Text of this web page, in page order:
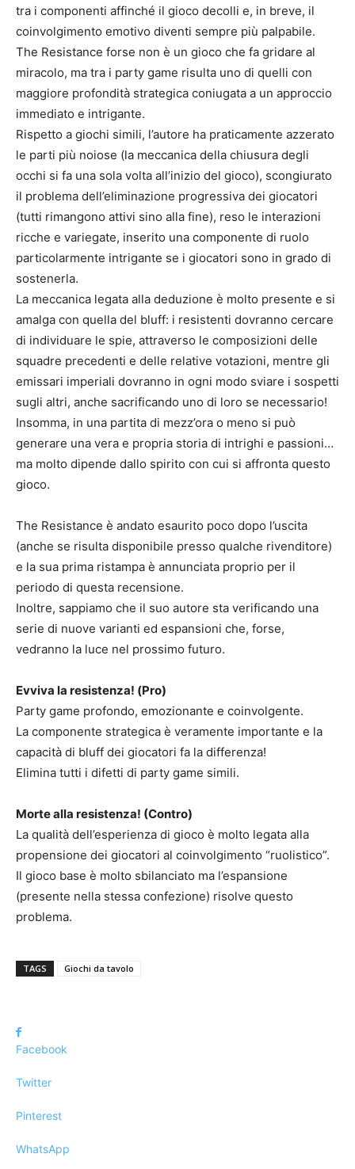
tra i componenti affinché il gioco decolli e, in breve, il
coinvolgimento emotivo diventi sempre più palpabile.
The Resistance forse non è un gioco che fa gridare al
miracolo, ma tra i party game risulta uno di quelli con
maggiore profondità strategica coniugata a un approccio
immediato e intrigante.
Rispetto a giochi simili, l’autore ha praticamente azzerato
le parti più noiose (la meccanica della chiusura degli
occhi si fa una sola volta all’inizio del gioco), scongiurato
il problema dell’eliminazione progressiva dei giocatori
(tutti rimangono attivi sino alla fine), reso le interazioni
ricche e variegate, inserito una componente di ruolo
particolarmente intrigante se i giocatori sono in grado di
sostenerla.
La meccanica legata alla deduzione è molto presente e si
amalga con quella del bluff: i resistenti dovranno cercare
di individuare le spie, attraverso le composizioni delle
squadre precedenti e delle relative votazioni, mentre gli
emissari imperiali dovranno in ogni modo sviare i sospetti
sugli altri, anche sacrificando uno di loro se necessario!
Insomma, in una partita di mezz’ora o meno si può
generare una vera e propria storia di intrighi e passioni…
ma molto dipende dallo spirito con cui si affronta questo
gioco.
The Resistance è andato esaurito poco dopo l’uscita
(anche se risulta disponibile presso qualche rivenditore)
e la sua prima ristampa è annunciata proprio per il
periodo di questa recensione.
Inoltre, sappiamo che il suo autore sta verificando una
serie di nuove varianti ed espansioni che, forse,
vedranno la luce nel prossimo futuro.
Evviva la resistenza! (Pro)
Party game profondo, emozionante e coinvolgente.
La componente strategica è veramente importante e la
capacità di bluff dei giocatori fa la differenza!
Elimina tutti i difetti di party game simili.
Morte alla resistenza! (Contro)
La qualità dell’esperienza di gioco è molto legata alla
propensione dei giocatori al coinvolgimento “ruolistico”.
Il gioco base è molto sbilanciato ma l’espansione
(presente nella stessa confezione) risolve questo
problema.
TAGS Giochi da tavolo
Facebook
Twitter
Pinterest
WhatsApp